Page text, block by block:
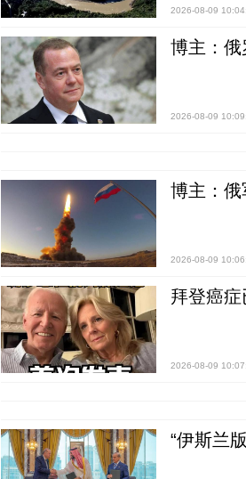
2026-08-09
博主：
2026-08-09
博主：
2026-08-09
拜登癌
2026-08-09
“伊斯兰